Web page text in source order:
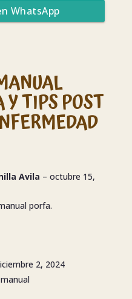
WhatsApp
TIPS POST
Avila – octubre 15,
porfa.
2, 2024